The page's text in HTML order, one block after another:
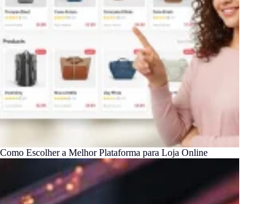
Como Escolher a Melhor Plataforma para Loja Online